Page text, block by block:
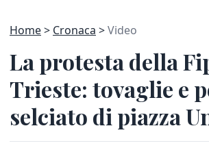
Home Cronaca Video
La protesta della
Trieste: tovaglie e
selciato di piazza